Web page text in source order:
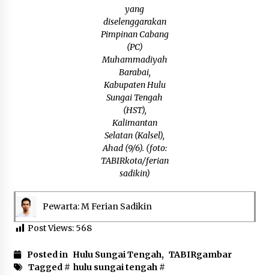
Agustus 4, 2026
Pelajar di HST Musnahkan Barang Bukti
Kejaksaan, Ada Apa?
Agustus 4, 2026
yang
diselenggarakan
Pimpinan Cabang
(PC)
Muhammadiyah
Barabai,
Kabupaten Hulu
Sungai Tengah
(HST),
Kalimantan
Selatan (Kalsel),
Ahad (9/6). (foto:
TABIRkota/ferian
sadikin)
Pewarta: M Ferian Sadikin
Post Views: 568
Posted in Hulu Sungai Tengah, TABIRgambar
Tagged # hulu sungai tengah #